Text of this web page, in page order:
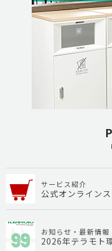
サービス紹介
公式オンライン
お知らせ・最新情報
2026年テラモト